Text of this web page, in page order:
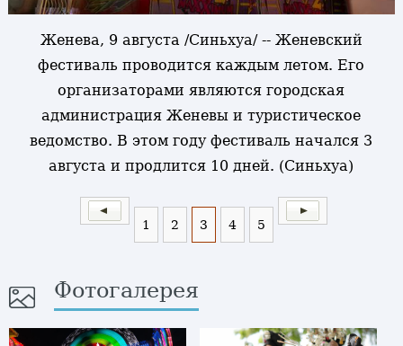
Женева, 9 августа /Синьхуа/ -- Женевский
фестиваль проводится каждым летом. Его
организаторами являются городская
администрация Женевы и туристическое
ведомство. В этом году фестиваль начался 3
августа и продлится 10 дней. (Синьхуа)
1 2 3 4 5
Фотогалерея